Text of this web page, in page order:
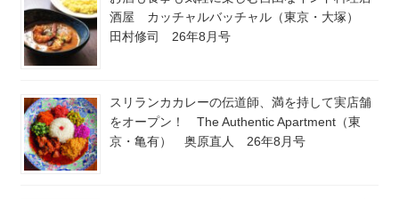
酒屋 カッチャルバッチャル（東京・大塚）
田村修司 26年8月号
スリランカカレーの伝道師、満を持して実店舗
をオープン！ The Authentic Apartment（東
京・亀有） 奥原直人 26年8月号